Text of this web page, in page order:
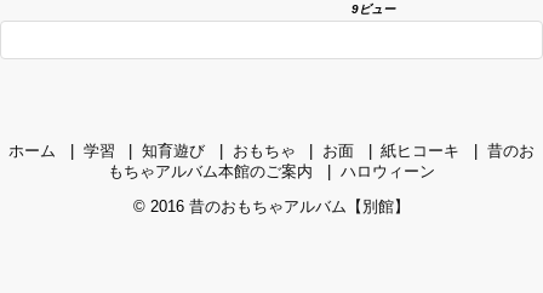
9ビュー
ホーム 学習 知育遊び おもちゃ お面 紙ヒコーキ
昔のお
もちゃアルバム本館のご案内
ハロウィーン
© 2016 昔のおもちゃアルバム【別館】